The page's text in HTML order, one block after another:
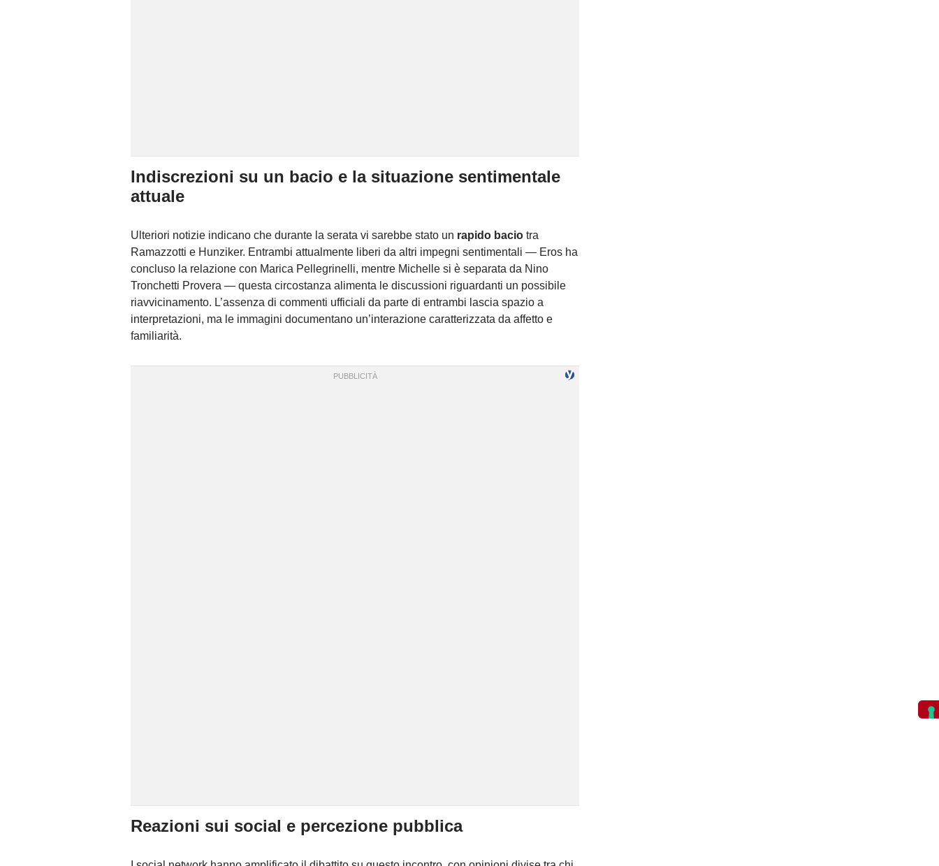
Indiscrezioni su un bacio e la situazione sentimentale
attuale
Ulteriori notizie indicano che durante la serata vi sarebbe stato un rapido bacio tra
Ramazzotti e Hunziker. Entrambi attualmente liberi da altri impegni sentimentali — Eros ha
concluso la relazione con Marica Pellegrinelli, mentre Michelle si è separata da Nino
Tronchetti Provera — questa circostanza alimenta le discussioni riguardanti un possibile
riavvicinamento. L’assenza di commenti ufficiali da parte di entrambi lascia spazio a
interpretazioni, ma le immagini documentano un’interazione caratterizzata da affetto e
familiarità.
Reazioni sui social e percezione pubblica